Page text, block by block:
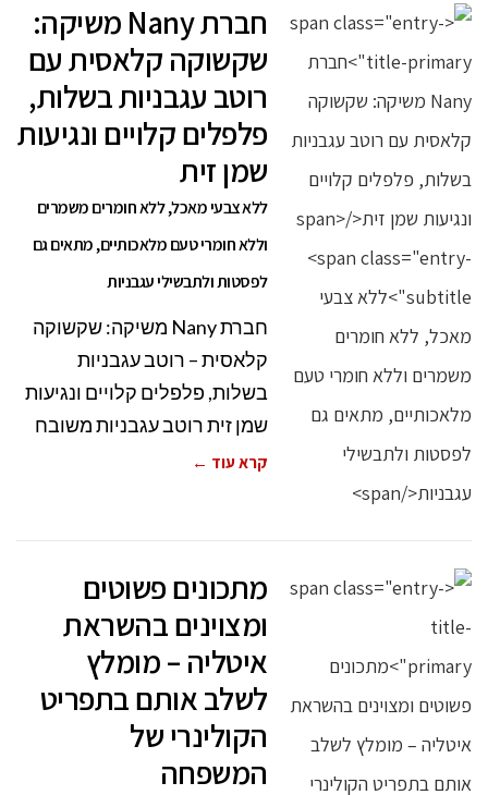
חברת Nany משיקה:
שקשוקה קלאסית עם
רוטב עגבניות בשלות,
פלפלים קלויים ונגיעות
שמן זית
ללא צבעי מאכל, ללא חומרים משמרים
וללא חומרי טעם מלאכותיים, מתאים גם
לפסטות ולתבשילי עגבניות
חברת Nany משיקה: שקשוקה
קלאסית – רוטב עגבניות
בשלות, פלפלים קלויים ונגיעות
שמן זית רוטב עגבניות משובח
קרא עוד ←
מתכונים פשוטים
ומצוינים בהשראת
איטליה – מומלץ
לשלב אותם בתפריט
הקולינרי של
המשפחה